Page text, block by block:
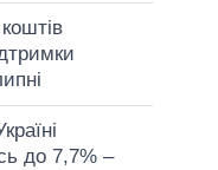
до 7,7% –